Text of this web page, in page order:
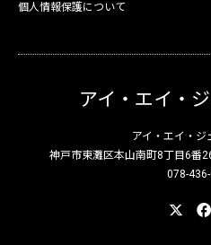
個人情報保護について
アイ・エイ・
アイ・エイ・ジ
神戸市東灘区本山南町8丁目6番
078-